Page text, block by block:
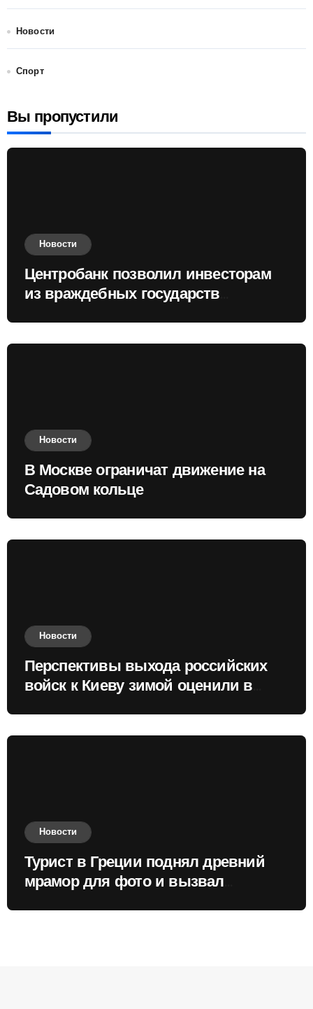
Новости
Спорт
Вы пропустили
Новости
Центробанк позволил инвесторам
из враждебных государств
Новости
В Москве ограничат движение на
Садовом кольце
Новости
Перспективы выхода российских
войск к Киеву зимой оценили в
Новости
Турист в Греции поднял древний
мрамор для фото и вызвал